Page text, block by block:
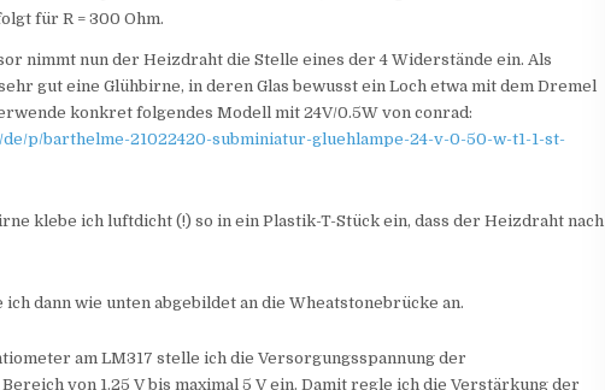
für R = 300 Ohm.
nimmt nun der Heizdraht die Stelle eines der 4 Widerstände ein. Als
gut eine Glühbirne, in deren Glas bewusst ein Loch etwa mit dem Dremel
konkret folgendes Modell mit 24V/0.5W von conrad:
p/barthelme-21022420-subminiatur-gluehlampe-24-v-0-50-w-t1-1-st-
klebe ich luftdicht (!) so in ein Plastik-T-Stück ein, dass der Heizdraht nach
dann wie unten abgebildet an die Wheatstonebrücke an.
am LM317 stelle ich die Versorgungsspannung der
von 1.25 V bis maximal 5 V ein. Damit regle ich die Verstärkung der